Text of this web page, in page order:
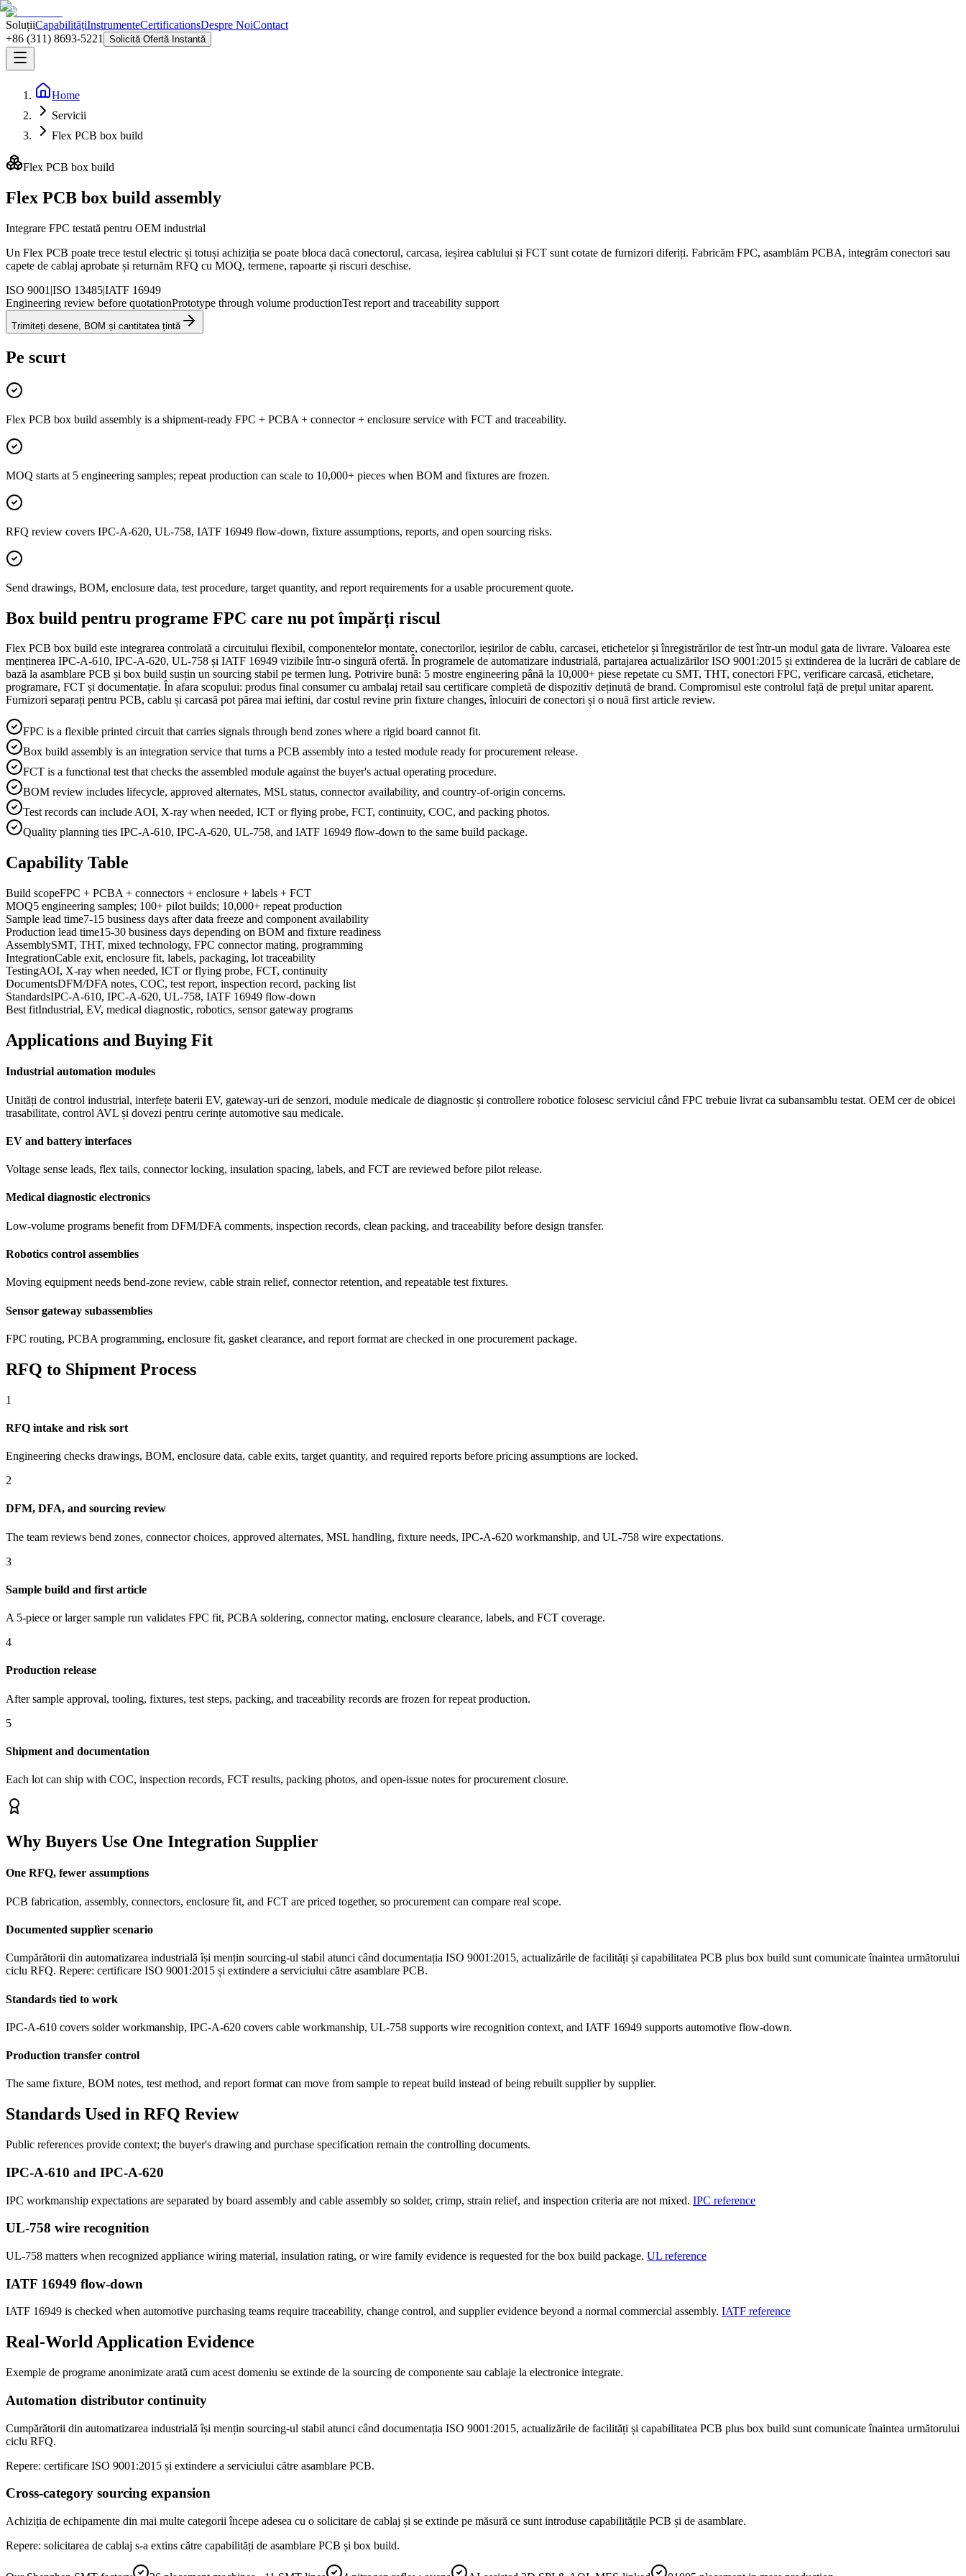
SoluțiiCapabilitățiInstrumenteCertificationsDespre NoiContact
+86 (311) 8693-5221
Solicită Ofertă Instantă
Home
Servicii
Flex PCB box build
Flex PCB box build
Flex PCB box build assembly
Integrare FPC testată pentru OEM industrial
Un Flex PCB poate trece testul electric și totuși achiziția se poate bloca dacă conectorul, carcasa, ieșirea cablului și FCT sunt cotate de furnizori diferiți. Fabricăm FPC, asamblăm PCBA, integrăm conectori sau
capete de cablaj aprobate și returnăm RFQ cu MOQ, termene, rapoarte și riscuri deschise.
ISO 9001 |ISO 13485|IATF 16949
Engineering review before quotationPrototype through volume productionTest report and traceability support
Trimiteți desene, BOM și cantitatea țintă
Pe scurt
Flex PCB box build assembly is a shipment-ready FPC + PCBA + connector + enclosure service with FCT and traceability.
MOQ starts at 5 engineering samples; repeat production can scale to 10,000+ pieces when BOM and fixtures are frozen.
RFQ review covers IPC-A-620, UL-758, IATF 16949 flow-down, fixture assumptions, reports, and open sourcing risks.
Send drawings, BOM, enclosure data, test procedure, target quantity, and report requirements for a usable procurement quote.
Box build pentru programe FPC care nu pot împărți riscul
Flex PCB box build este integrarea controlată a circuitului flexibil, componentelor montate, conectorilor, ieșirilor de cablu, carcasei, etichetelor și înregistrărilor de test într-un modul gata de livrare. Valoarea este
menținerea IPC-A-610, IPC-A-620, UL-758 și IATF 16949 vizibile într-o singură ofertă. În programele de automatizare industrială, partajarea actualizărilor ISO 9001:2015 și extinderea de la lucrări de cablare de
bază la asamblare PCB și box build susțin un sourcing stabil pe termen lung. Potrivire bună: 5 mostre engineering până la 10,000+ piese repetate cu SMT, THT, conectori FPC, verificare carcasă, etichetare,
programare, FCT și documentație. În afara scopului: produs final consumer cu ambalaj retail sau certificare completă de dispozitiv deținută de brand. Compromisul este controlul față de prețul unitar aparent.
Furnizori separați pentru PCB, cablu și carcasă pot părea mai ieftini, dar costul revine prin fixture changes, înlocuiri de conectori și o nouă first article review.
FPC is a flexible printed circuit that carries signals through bend zones where a rigid board cannot fit.
Box build assembly is an integration service that turns a PCB assembly into a tested module ready for procurement release.
FCT is a functional test that checks the assembled module against the buyer's actual operating procedure.
BOM review includes lifecycle, approved alternates, MSL status, connector availability, and country-of-origin concerns.
Test records can include AOI, X-ray when needed, ICT or flying probe, FCT, continuity, COC, and packing photos.
Quality planning ties IPC-A-610, IPC-A-620, UL-758, and IATF 16949 flow-down to the same build package.
Capability Table
Build scopeFPC + PCBA + connectors + enclosure + labels + FCT
MOQ5 engineering samples; 100+ pilot builds; 10,000+ repeat production
Sample lead time7-15 business days after data freeze and component availability
Production lead time15-30 business days depending on BOM and fixture readiness
AssemblySMT, THT, mixed technology, FPC connector mating, programming
IntegrationCable exit, enclosure fit, labels, packaging, lot traceability
TestingAOI, X-ray when needed, ICT or flying probe, FCT, continuity
DocumentsDFM/DFA notes, COC, test report, inspection record, packing list
StandardsIPC-A-610, IPC-A-620, UL-758, IATF 16949 flow-down
Best fitIndustrial, EV, medical diagnostic, robotics, sensor gateway programs
Applications and Buying Fit
Industrial automation modules
Unități de control industrial, interfețe baterii EV, gateway-uri de senzori, module medicale de diagnostic și controllere robotice folosesc serviciul când FPC trebuie livrat ca subansamblu testat. OEM cer de obicei
trasabilitate, control AVL și dovezi pentru cerințe automotive sau medicale.
EV and battery interfaces
Voltage sense leads, flex tails, connector locking, insulation spacing, labels, and FCT are reviewed before pilot release.
Medical diagnostic electronics
Low-volume programs benefit from DFM/DFA comments, inspection records, clean packing, and traceability before design transfer.
Robotics control assemblies
Moving equipment needs bend-zone review, cable strain relief, connector retention, and repeatable test fixtures.
Sensor gateway subassemblies
FPC routing, PCBA programming, enclosure fit, gasket clearance, and report format are checked in one procurement package.
RFQ to Shipment Process
1
RFQ intake and risk sort
Engineering checks drawings, BOM, enclosure data, cable exits, target quantity, and required reports before pricing assumptions are locked.
2
DFM, DFA, and sourcing review
The team reviews bend zones, connector choices, approved alternates, MSL handling, fixture needs, IPC-A-620 workmanship, and UL-758 wire expectations.
3
Sample build and first article
A 5-piece or larger sample run validates FPC fit, PCBA soldering, connector mating, enclosure clearance, labels, and FCT coverage.
4
Production release
After sample approval, tooling, fixtures, test steps, packing, and traceability records are frozen for repeat production.
5
Shipment and documentation
Each lot can ship with COC, inspection records, FCT results, packing photos, and open-issue notes for procurement closure.
Why Buyers Use One Integration Supplier
One RFQ, fewer assumptions
PCB fabrication, assembly, connectors, enclosure fit, and FCT are priced together, so procurement can compare real scope.
Documented supplier scenario
Cumpărătorii din automatizarea industrială își mențin sourcing-ul stabil atunci când documentația ISO 9001:2015, actualizările de facilități și capabilitatea PCB plus box build sunt comunicate înaintea următorului
ciclu RFQ. Repere: certificare ISO 9001:2015 și extindere a serviciului către asamblare PCB.
Standards tied to work
IPC-A-610 covers solder workmanship, IPC-A-620 covers cable workmanship, UL-758 supports wire recognition context, and IATF 16949 supports automotive flow-down.
Production transfer control
The same fixture, BOM notes, test method, and report format can move from sample to repeat build instead of being rebuilt supplier by supplier.
Standards Used in RFQ Review
Public references provide context; the buyer's drawing and purchase specification remain the controlling documents.
IPC-A-610 and IPC-A-620
IPC workmanship expectations are separated by board assembly and cable assembly so solder, crimp, strain relief, and inspection criteria are not mixed. IPC reference
UL-758 wire recognition
UL-758 matters when recognized appliance wiring material, insulation rating, or wire family evidence is requested for the box build package. UL reference
IATF 16949 flow-down
IATF 16949 is checked when automotive purchasing teams require traceability, change control, and supplier evidence beyond a normal commercial assembly. IATF reference
Real-World Application Evidence
Exemple de programe anonimizate arată cum acest domeniu se extinde de la sourcing de componente sau cablaje la electronice integrate.
Automation distributor continuity
Cumpărătorii din automatizarea industrială își mențin sourcing-ul stabil atunci când documentația ISO 9001:2015, actualizările de facilități și capabilitatea PCB plus box build sunt comunicate înaintea următorului
ciclu RFQ.
Repere: certificare ISO 9001:2015 și extindere a serviciului către asamblare PCB.
Cross-category sourcing expansion
Achiziția de echipamente din mai multe categorii începe adesea cu o solicitare de cablaj și se extinde pe măsură ce sunt introduse capabilitățile PCB și de asamblare.
Repere: solicitarea de cablaj s-a extins către capabilități de asamblare PCB și box build.